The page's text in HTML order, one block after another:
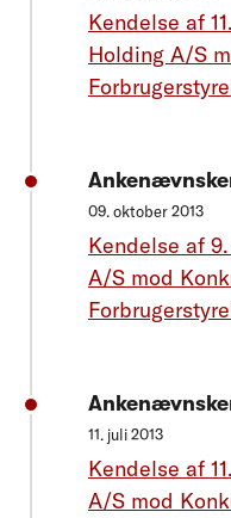
Kendelse af
Holding A/S
09. oktober 2013
Kendelse af
A/S mod
11. juli 2013
Kendelse af
A/S mod